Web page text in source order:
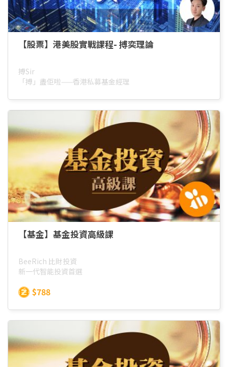
【股票】港美股實戰課程- 搏奕理論
搏Sir
「搏」盡佢啦——香港私募基金經理
【基金】基金投資高級課
BeeRich 比財投資
新一代智能投資首選
$788